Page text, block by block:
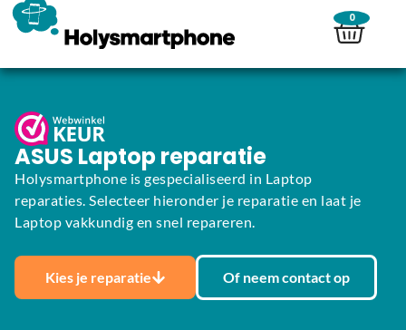
0
ASUS Laptop reparatie
Holysmartphone is gespecialiseerd in Laptop
reparaties. Selecteer hieronder je reparatie en laat je
Laptop vakkundig en snel repareren.
Kies je reparatie Of neem contact op